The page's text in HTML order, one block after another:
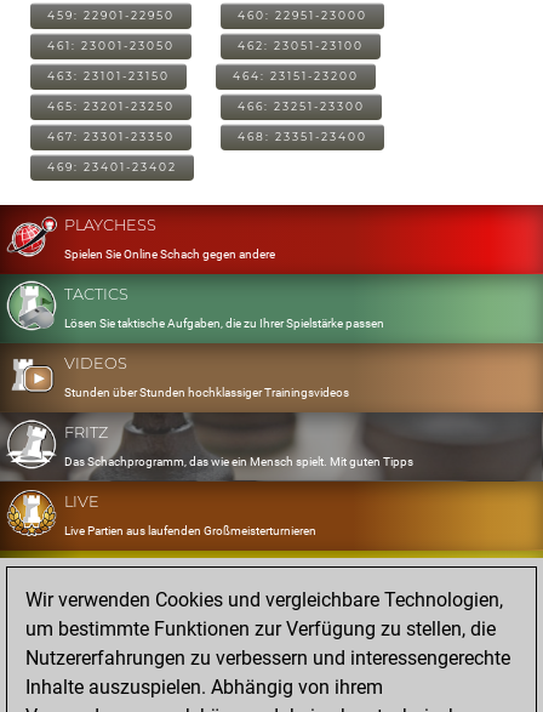
459: 22901-22950 460: 22951-23000
461: 23001-23050 462: 23051-23100
463: 23101-23150 464: 23151-23200
465: 23201-23250 466: 23251-23300
467: 23301-23350 468: 23351-23400
469: 23401-23402
PLAYCHESS
Spielen Sie Online Schach gegen andere
TACTICS
Lösen Sie taktische Aufgaben, die zu Ihrer Spielstärke passen
VIDEOS
Stunden über Stunden hochklassiger Trainingsvideos
FRITZ
Das Schachprogramm, das wie ein Mensch spielt. Mit guten Tipps
LIVE
Live Partien aus laufenden Großmeisterturnieren
OPENINGS
Erfassen und Üben Sie Ihr Eröffnungsrepertoire
DATABASE
Acht Millionen starke Partien
Wir verwenden Cookies und vergleichbare Technologien,
um bestimmte Funktionen zur Verfügung zu stellen, die
Nutzererfahrungen zu verbessern und interessengerechte
Inhalte auszuspielen. Abhängig von ihrem